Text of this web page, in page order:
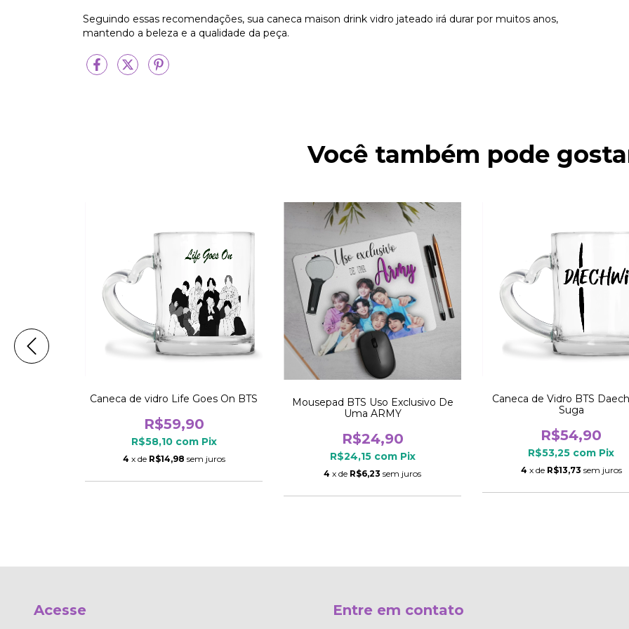
Seguindo essas recomendações, sua caneca maison drink vidro jateado irá durar por muitos anos,
mantendo a beleza e a qualidade da peça.
Você também pode
Caneca de vidro Life Goes On BTS
R$59,90
R$58,10 com Pix
4 x de R$14,98 sem juros
Mousepad BTS Uso Exclusivo De
Uma ARMY
R$24,90
R$24,15 com Pix
4 x de R$6,23 sem juros
Caneca de Vidro BTS
Suga
R$54,90
R$53,25 com Pix
4 x de R$13,73 sem juros
Acesse Entre em contato